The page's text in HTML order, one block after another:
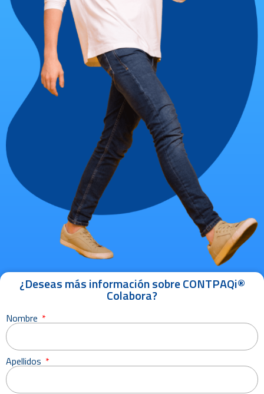
¿Deseas más información sobre CONTPAQi®
Colabora?
Nombre
Apellidos